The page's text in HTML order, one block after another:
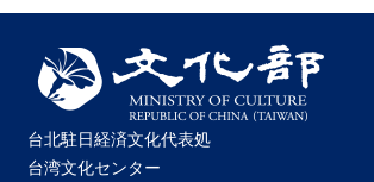
台北駐日経済文化代表処
台湾文化センター